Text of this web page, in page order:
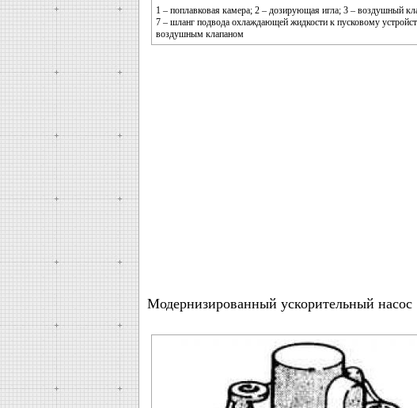
1 – поплавковая камера; 2 – дозирующая игла; 3 – воздушный
7 – шланг подвода охлаждающей жидкости к пусковому
воздушным клапаном
Модернизированный ускорительный насос